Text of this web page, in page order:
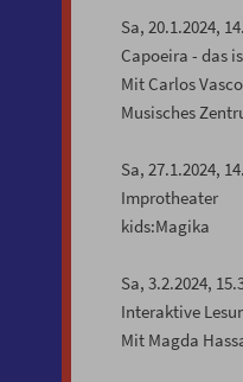
Sa, 20.1.2024,
Capoeira - das
Mit Carlos
Musisches
Sa, 27.1.2024,
Improtheater
kids:Magika
Sa, 3.2.2024,
Interaktive
Mit Magda